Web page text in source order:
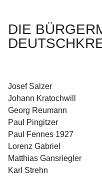
DIE
Josef Salzer
Johann Kratochwill
Georg Reumann
Paul Pingitzer
Paul Fennes 1927
Lorenz Gabriel
Matthias Gansriegler
Karl Strehn